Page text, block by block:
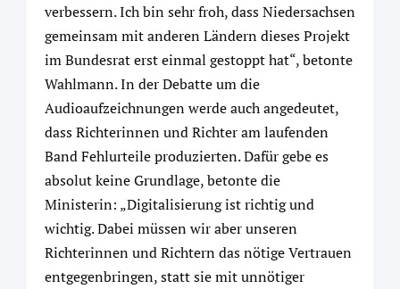
verbessern. Ich bin sehr froh, dass Niedersachsen
gemeinsam mit anderen Ländern dieses Projekt
im Bundesrat erst einmal gestoppt hat“, betonte
Wahlmann. In der Debatte um die
Audioaufzeichnungen werde auch angedeutet,
dass Richterinnen und Richter am laufenden
Band Fehlurteile produzierten. Dafür gebe es
absolut keine Grundlage, betonte die
Ministerin: „Digitalisierung ist richtig und
wichtig. Dabei müssen wir aber unseren
Richterinnen und Richtern das nötige Vertrauen
entgegenbringen, statt sie mit unnötiger